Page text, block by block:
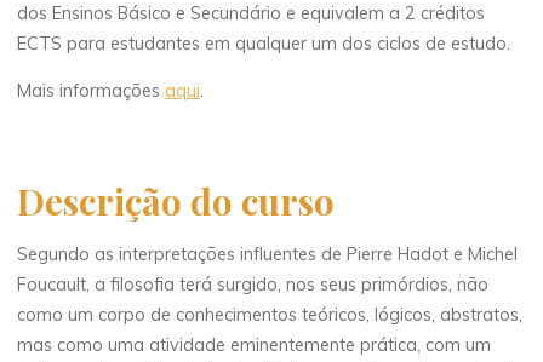
dos Ensinos Básico e Secundário e equivalem a 2 créditos
ECTS para estudantes em qualquer um dos ciclos de estudo.
Mais informaçõesaqui.
Descrição do curso
Segundo as interpretações influentes de Pierre Hadot e Michel
Foucault, a filosofia terá surgido, nos seus primórdios, não
como um corpo de conhecimentos teóricos, lógicos, abstratos,
mas como uma atividade eminentemente prática, com um